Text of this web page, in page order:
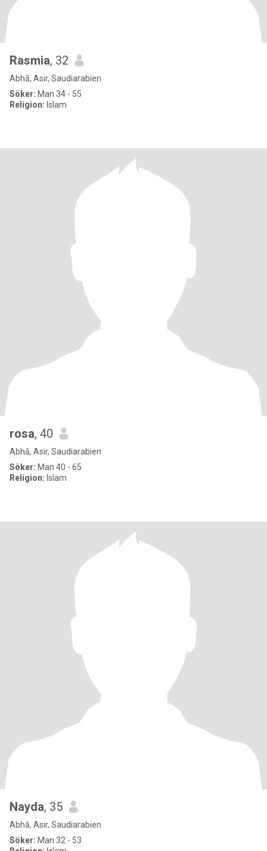
Rasmia, 32
Abhā, Asir, Saudiarabien
Söker: Man 34 - 55
Religion: Islam
rosa, 40
Abhā, Asir, Saudiarabien
Söker: Man 40 - 65
Religion: Islam
Nayda, 35
Abhā, Asir, Saudiarabien
Söker: Man 32 - 53